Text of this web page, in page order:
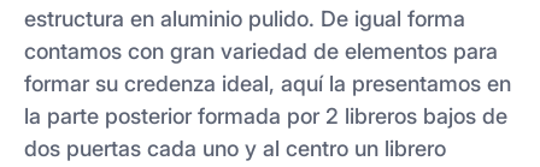
estructura en aluminio pulido. De igual forma
contamos con gran variedad de elementos para
formar su credenza ideal, aquí la presentamos en
la parte posterior formada por 2 libreros bajos de
dos puertas cada uno y al centro un librero